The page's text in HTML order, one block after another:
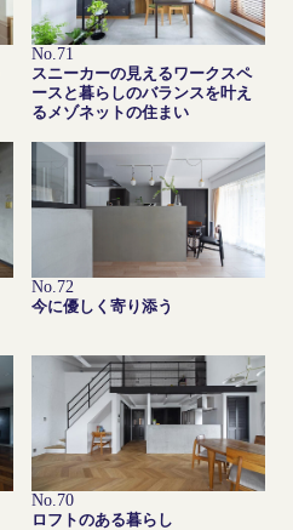
No.71
スニーカーの見えるワークスペ
ースと暮らしのバランスを叶え
るメゾネットの住まい
No.72
今に優しく寄り添う
No.70
ロフトのある暮らし